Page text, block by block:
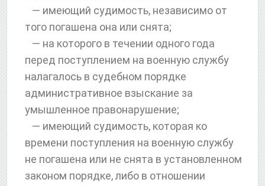
— имеющий судимость, независимо от
того погашена она или снята;
— на которого в течении одного года
перед поступлением на военную службу
налагалось в судебном порядке
административное взыскание за
умышленное правонарушение;
— имеющий судимость, которая ко
времени поступления на военную службу
не погашена или не снята в установленном
законом порядке, либо в отношении